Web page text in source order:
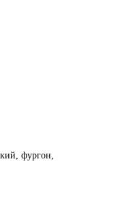
фургон,